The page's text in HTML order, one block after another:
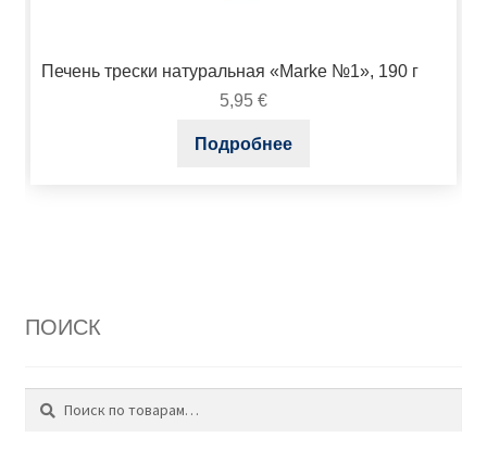
Печень трески натуральная «Marke №1», 190 г
5,95 €
Подробнее
ПОИСК
Искать:
Поиск